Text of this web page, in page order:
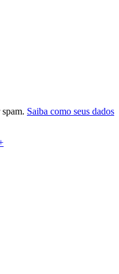
Saiba como seus dados